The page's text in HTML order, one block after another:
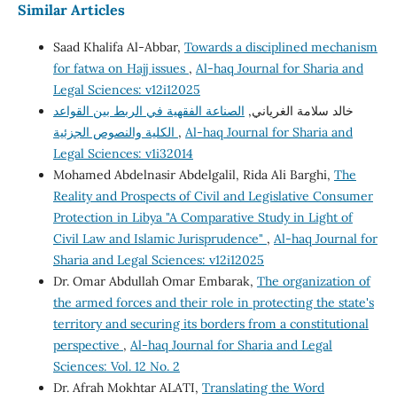
Similar Articles
Saad Khalifa Al-Abbar, Towards a disciplined mechanism
for fatwa on Hajj issues , Al-haq Journal for Sharia and
Legal Sciences: v12i12025
خالد سلامة الغرياني, الصناعة الفقهية في الربط بين القواعد
, Al-haq Journal for Sharia and
Legal Sciences: v1i32014
Mohamed Abdelnasir Abdelgalil, Rida Ali Barghi, The
Reality and Prospects of Civil and Legislative Consumer
Protection in Libya "A Comparative Study in Light of
Civil Law and Islamic Jurisprudence" , Al-haq Journal for
Sharia and Legal Sciences: v12i12025
Dr. Omar Abdullah Omar Embarak, The organization of
the armed forces and their role in protecting the state's
territory and securing its borders from a constitutional
perspective , Al-haq Journal for Sharia and Legal
Sciences: Vol. 12 No. 2
Dr. Afrah Mokhtar ALATI, Translating the Word